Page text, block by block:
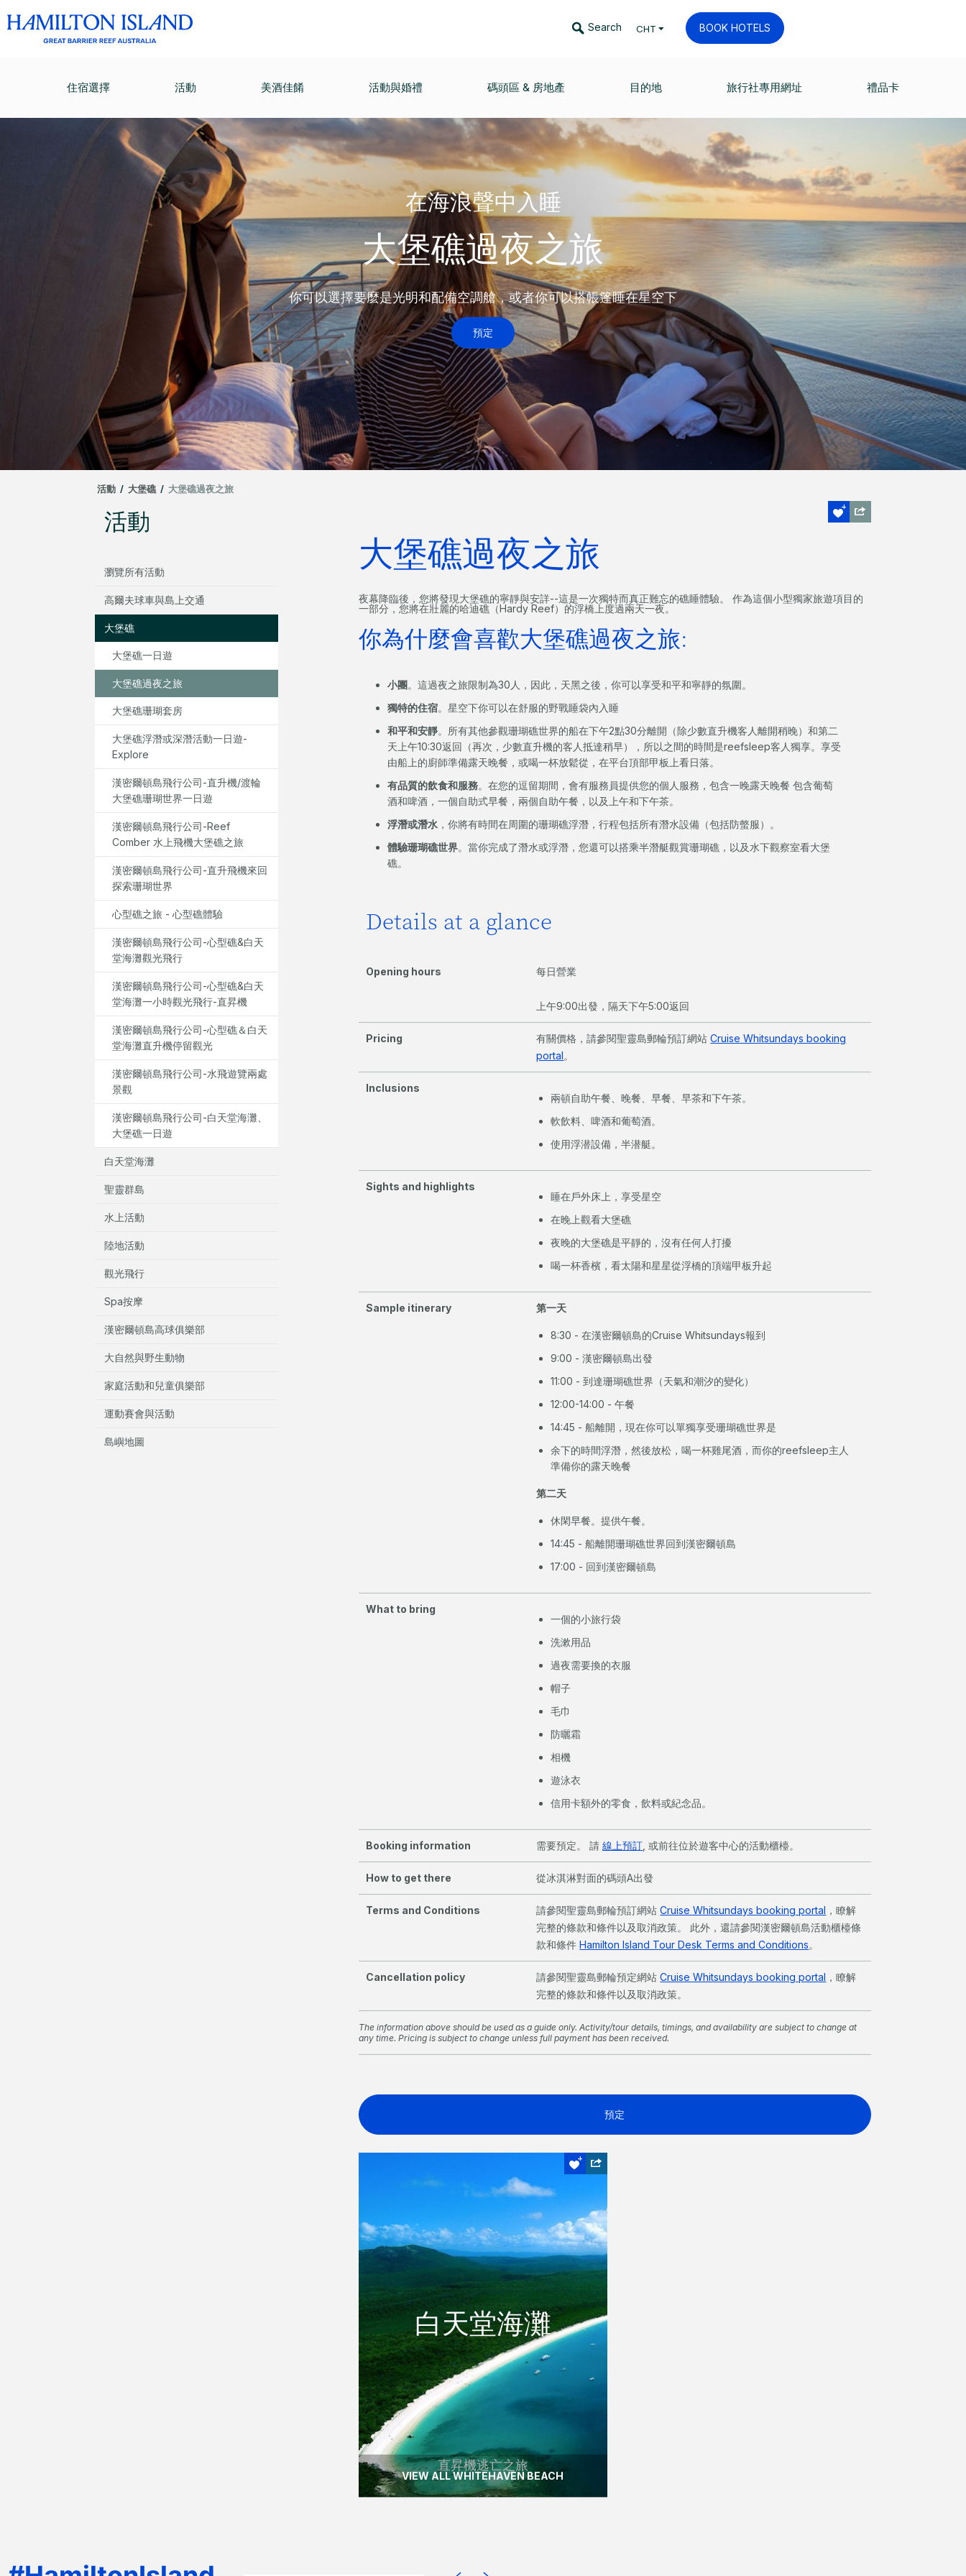
Search CHT BOOK HOTELS
住宿選擇 活動 美酒佳餚 活動與婚禮 碼頭區 & 房地產 目的地 旅行社專用網址 禮品卡
在海浪聲中入睡
大堡礁過夜之旅
你可以選擇要麼是光明和配備空調艙，或者你可以搭帳篷睡在星空下
預定
活動 / 大堡礁 / 大堡礁過夜之旅
活動
瀏覽所有活動
高爾夫球車與島上交通
大堡礁
大堡礁一日遊
大堡礁過夜之旅
大堡礁珊瑚套房
大堡礁浮潛或深潛活動一日遊-
Explore
漢密爾頓島飛行公司-直升機/渡輪
大堡礁珊瑚世界一日遊
漢密爾頓島飛行公司-Reef
Comber 水上飛機大堡礁之旅
漢密爾頓島飛行公司-直升飛機來回
探索珊瑚世界
心型礁之旅 - 心型礁體驗
漢密爾頓島飛行公司-心型礁&白天
堂海灘觀光飛行
漢密爾頓島飛行公司-心型礁&白天
堂海灘一小時觀光飛行-直昇機
漢密爾頓島飛行公司-心型礁＆白天
堂海灘直升機停留觀光
漢密爾頓島飛行公司-水飛遊覽兩處
景觀
漢密爾頓島飛行公司-白天堂海灘、
大堡礁一日遊
白天堂海灘
聖靈群島
水上活動
陸地活動
觀光飛行
Spa按摩
漢密爾頓島高球俱樂部
大自然與野生動物
家庭活動和兒童俱樂部
運動賽會與活動
島嶼地圖
大堡礁過夜之旅
夜幕降臨後，您將發現大堡礁的寧靜與安詳--這是一次獨特而真正難忘的礁睡體驗。 作為這個小型獨家旅遊項目的
一部分，您將在壯麗的哈迪礁（Hardy Reef）的浮橋上度過兩天一夜。
你為什麼會喜歡大堡礁過夜之旅:
小團。這過夜之旅限制為30人，因此，天黑之後，你可以享受和平和寧靜的氛圍。
獨特的住宿。星空下你可以在舒服的野戰睡袋內入睡
和平和安靜。所有其他參觀珊瑚礁世界的船在下午2點30分離開（除少數直升機客人離開稍晚）和第二
天上午10:30返回（再次，少數直升機的客人抵達稍早），所以之間的時間是reefsleep客人獨享。享受
由船上的廚師準備露天晚餐，或喝一杯放鬆從，在平台頂部甲板上看日落。
有品質的飲食和服務。在您的逗留期間，會有服務員提供您的個人服務，包含一晚露天晚餐 包含葡萄
酒和啤酒，一個自助式早餐，兩個自助午餐，以及上午和下午茶。
浮潛或潛水，你將有時間在周圍的珊瑚礁浮潛，行程包括所有潛水設備（包括防螫服）。
體驗珊瑚礁世界。當你完成了潛水或浮潛，您還可以搭乘半潛艇觀賞珊瑚礁，以及水下觀察室看大堡
礁。
Details at a glance
Opening hours 每日營業
上午9:00出發，隔天下午5:00返回
Pricing 有關價格，請參閱聖靈島郵輪預訂網站Cruise Whitsundays booking
portal。
Inclusions
兩頓自助午餐、晚餐、早餐、早茶和下午茶。
軟飲料、啤酒和葡萄酒。
使用浮潜設備，半潜艇。
Sights and highlights
睡在戶外床 上 ，享受星空
在晚上觀看大堡礁
夜晚的大堡礁是平靜的，沒有任何人打擾
喝一杯香檳，看太陽和星星從浮橋的頂端甲板升起
Sample itinerary 第一天
8:30 - 在漢密爾頓島的Cruise Whitsundays報到
9:00 - 漢密爾頓島出發
11:00 - 到達珊瑚礁世界（天氣和潮汐的變化）
12:00-14:00 - 午餐
14:45 - 船離開，現在你可以單獨享受珊瑚礁世界是
余下的時間浮潛，然後放松，喝一杯雞尾酒，而你的reefsleep主人
準備你的露天晚餐
第二天
休閑早餐。提供午餐。
14:45 - 船離開珊瑚礁世界回到漢密爾頓島
17:00 - 回到漢密爾頓島
What to bring
一個的小旅行袋
洗漱用品
過夜需要換的衣服
帽子
毛巾
防曬霜
相機
遊泳衣
信用卡額外的零食，飲料或紀念品。
Booking information 需要預定。 請線上預訂 , 或前往位於遊客中心的活動櫃檯。
How to get there 從冰淇淋對面的碼頭A出發
Terms and Conditions 請參閱聖靈島郵輪預訂網站Cruise Whitsundays booking portal ，瞭解
完整的條款和條件以及取消政策。 此外，還請參閱漢密爾頓島活動櫃檯條
款和條件Hamilton Island Tour Desk Terms and Conditions。
Cancellation policy 請參閱聖靈島郵輪預定網站Cruise Whitsundays booking portal ，瞭解
完整的條款和條件以及取消政策。
The information above should be used as a guide only. Activity/tour details, timings, and availability are subject to change at
any time. Pricing is subject to change unless full payment has been received.
預定
直昇機逃亡之旅
白天堂海灘
直昇機逃亡之旅
白天堂海灘
搭乘直昇機前往白天堂海灘，壯觀的飛行穿
越聖靈島。
READ MORE
VIEW ALL WHITEHAVEN BEACH